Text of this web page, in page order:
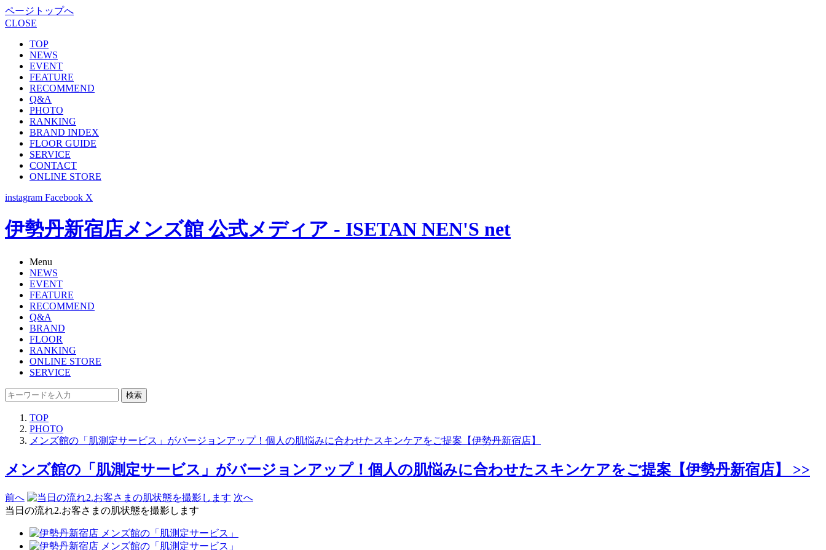
ページトップへ
CLOSE
TOP
NEWS
EVENT
FEATURE
RECOMMEND
Q&A
PHOTO
RANKING
BRAND INDEX
FLOOR GUIDE
SERVICE
CONTACT
ONLINE STORE
instagram Facebook X
伊勢丹新宿店メンズ館 公式メディア - ISETAN NEN'S net
Menu
NEWS
EVENT
FEATURE
RECOMMEND
Q&A
BRAND
FLOOR
RANKING
ONLINE STORE
SERVICE
検索
TOP
PHOTO
メンズ館の「肌測定サービス」がバージョンアップ！個人の肌悩みに合わせたスキンケアをご提案【伊勢丹新宿店】
メンズ館の「肌測定サービス」がバージョンアップ！個人の肌悩みに合わせたスキンケアをご提案【伊勢丹新宿店】 >>
前へ
次へ
当日の流れ2.お客さまの肌状態を撮影します